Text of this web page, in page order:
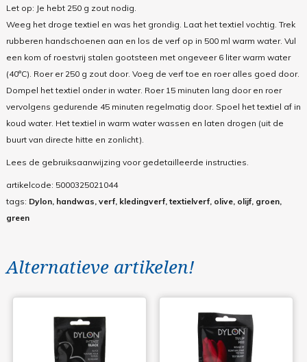
Let op: Je hebt 250 g zout nodig.
Weeg het droge textiel en was het grondig. Laat het textiel vochtig. Trek
rubberen handschoenen aan en los de verf op in 500 ml warm water. Vul
een kom of roestvrij stalen gootsteen met ongeveer 6 liter warm water
(40°C). Roer er 250 g zout door. Voeg de verf toe en roer alles goed door.
Dompel het textiel onder in water. Roer 15 minuten lang door en roer
vervolgens gedurende 45 minuten regelmatig door. Spoel het textiel af in
koud water. Het textiel in warm water wassen en laten drogen (uit de
buurt van directe hitte en zonlicht).
Lees de gebruiksaanwijzing voor gedetailleerde instructies.
artikelcode: 5000325021044
tags: Dylon, handwas, verf, kledingverf, textielverf, olive, olijf, groen,
green
Alternatieve artikelen!